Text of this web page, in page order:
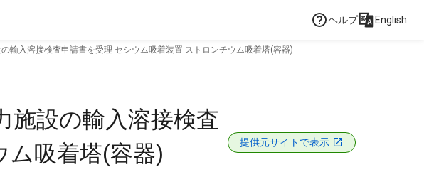
ヘルプ English
輸入溶接検査申請書を受理 セシウム吸着装置 ストロンチウム吸着塔(容器)
施設の輸入溶接検査
ム吸着塔(容器)
提供元サイトで表示